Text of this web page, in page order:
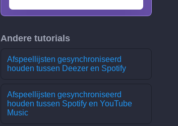
Andere tutorials
Afspeellijsten gesynchroniseerd
houden tussen Deezer en Spotify
Afspeellijsten gesynchroniseerd
houden tussen Spotify en YouTube
Music